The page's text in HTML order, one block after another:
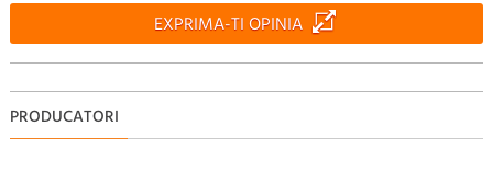
EXPRIMA-TI OPINIA
PRODUCATORI